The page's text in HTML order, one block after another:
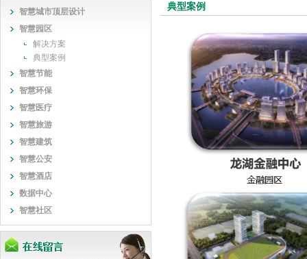
智慧城市顶层设计
智慧园区
解决方案
典型案例
智慧节能
智慧环保
智慧医疗
智慧旅游
智慧建筑
智慧公安
智慧酒店
数据中心
智慧社区
典型案例